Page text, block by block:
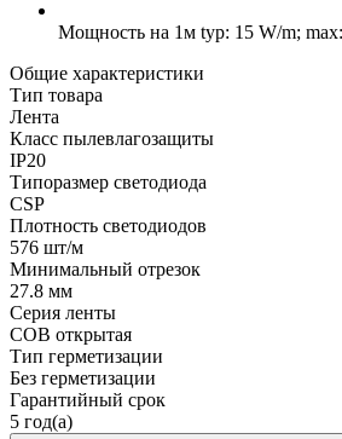
Мощность на 1м typ: 15 W/m;
Общие характеристики
Тип товара
Лента
Класс пылевлагозащиты
IP20
Типоразмер светодиода
CSP
Плотность светодиодов
576 шт/м
Минимальный отрезок
27.8 мм
Серия ленты
COB открытая
Тип герметизации
Без герметизации
Гарантийный срок
5 год(а)